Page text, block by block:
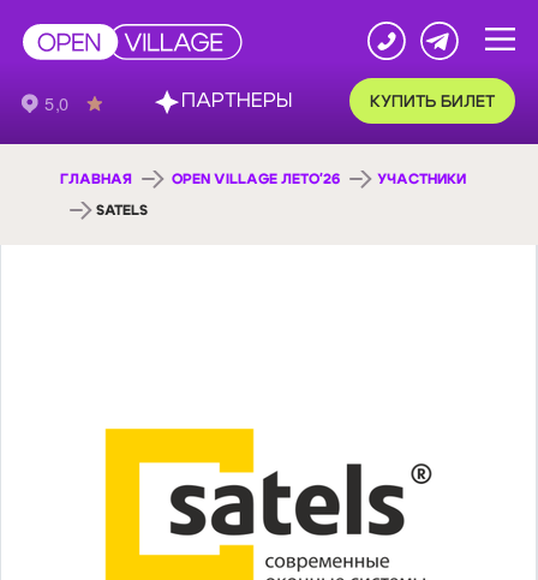
КУПИТЬ БИЛЕТ
ГЛАВНАЯ OPEN VILLAGE ЛЕТО'26 УЧАСТНИКИ
SATELS